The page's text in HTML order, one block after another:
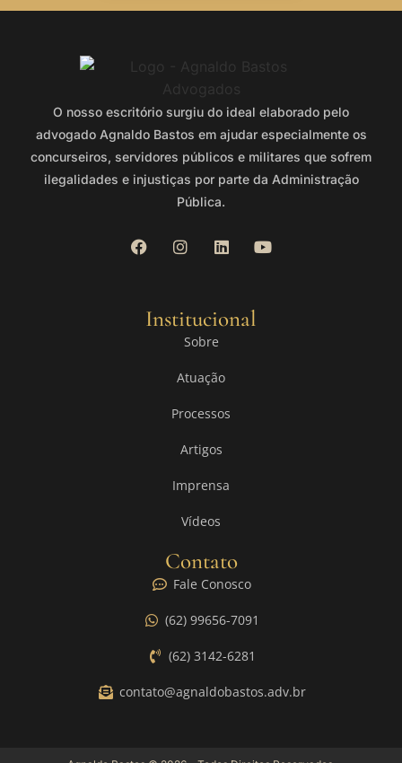
O nosso escritório surgiu do ideal elaborado pelo
advogado Agnaldo Bastos em ajudar especialmente os
concurseiros, servidores públicos e militares que sofrem
ilegalidades e injustiças por parte da Administração
Pública.
Institucional
Sobre
Atuação
Processos
Artigos
Imprensa
Vídeos
Contato
Fale Conosco
(62) 99656-7091
(62) 3142-6281
contato@agnaldobastos.adv.br